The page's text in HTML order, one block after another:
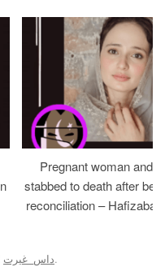
Pregnant woman and
stabbed to death after
reconciliation –
داس_غیرت.